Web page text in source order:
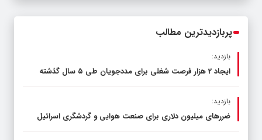
پربازدیدترین مطالب
بازدید:
ایجاد 2 هزار فرصت شغلی برای مددجویان طی ۵ سال گذشته
بازدید:
ضررهای میلیون دلاری برای صنعت هوایی و گردشگری اسرائیل